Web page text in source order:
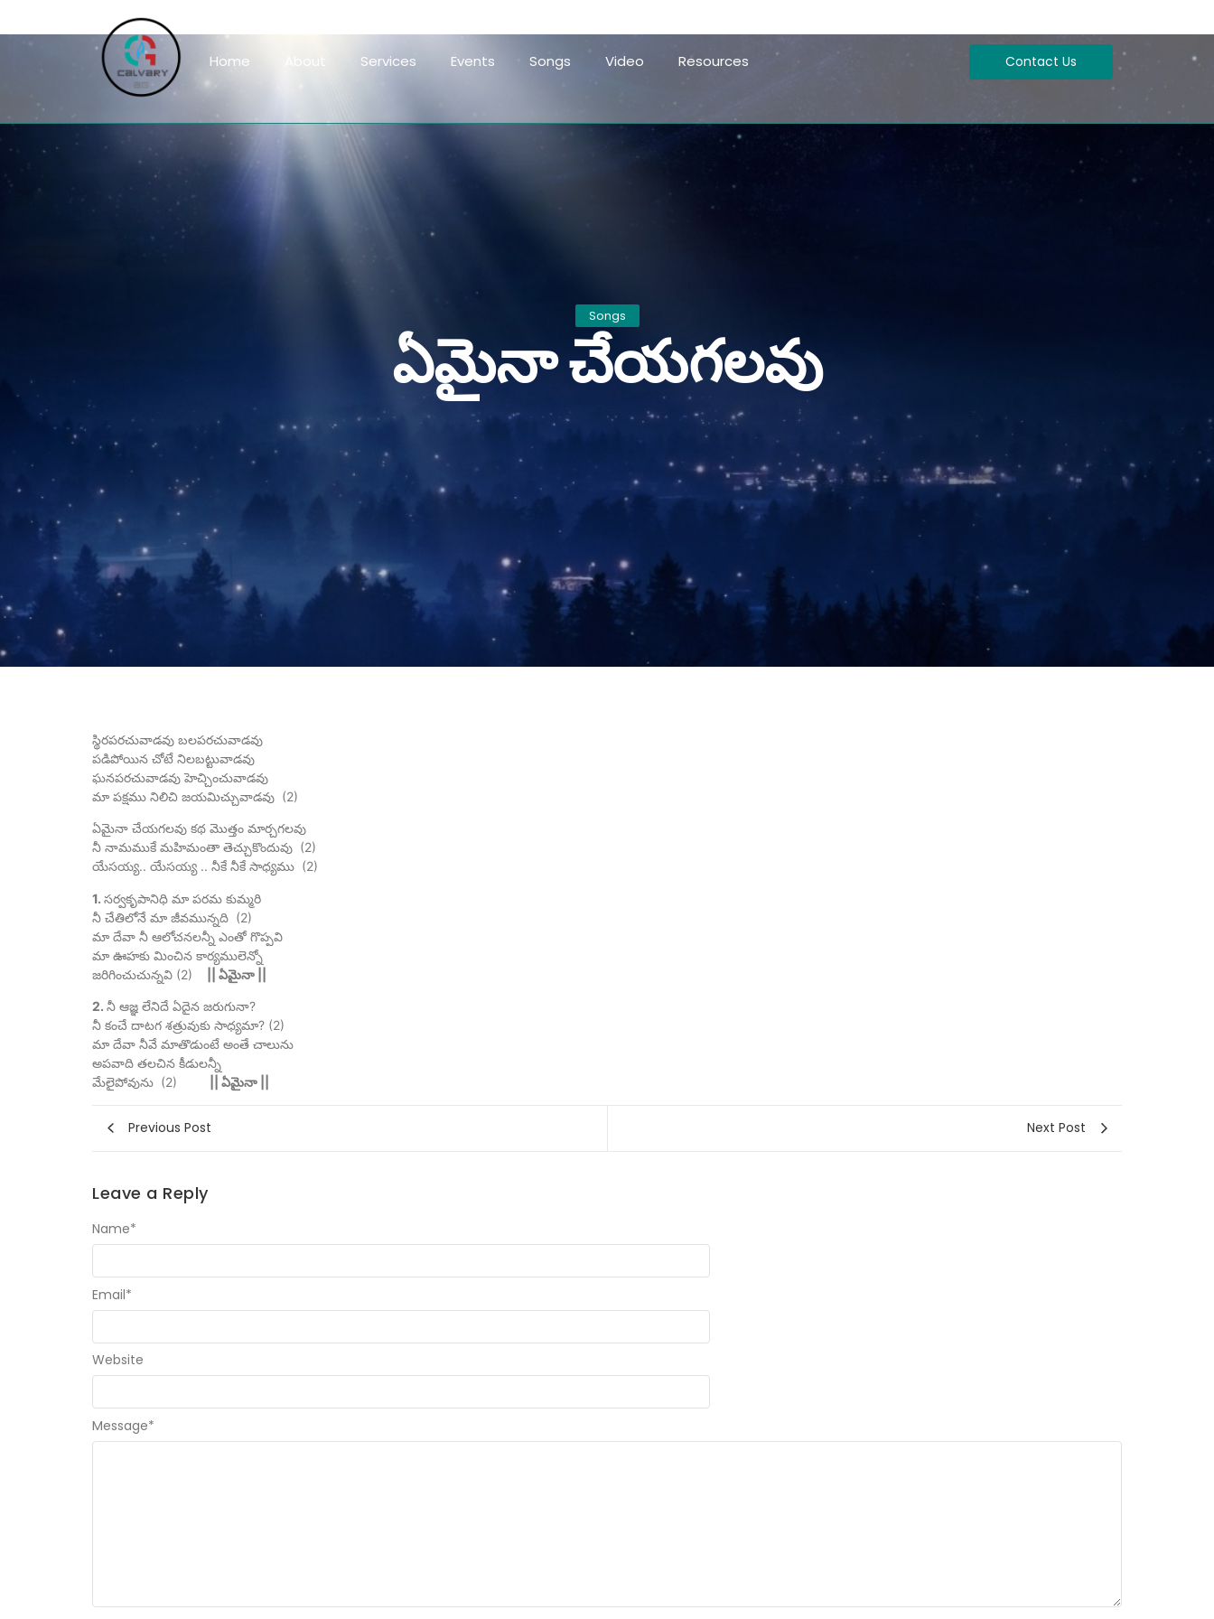
Home Services Events Songs Video Resources Contact Us
Songs
ఏమైనా చేయగలవు
స్థిరపరచువాడవు బలపరచువాడవు
పడిపోయిన చోటే నిలబట్టువాడవు
ఘనపరచువాడవు హెచ్చించువాడవు
మా పక్షము నిలిచి జయమిచ్చువాడవు (2)
ఏమైనా చేయగలవు కథ మొత్తం మార్చగలవు
నీ నామముకే మహిమంతా తెచ్చుకొందువు (2)
యేసయ్య.. యేసయ్య .. నీకే నీకే సాధ్యము (2)
1. సర్వకృపానిధి మా పరమ కుమ్మరి
నీ చేతిలోనే మా జీవమున్నది (2)
మా దేవా నీ ఆలోచనలన్నీ ఎంతో గొప్పవి
మా ఊహకు మించిన కార్యములెన్నో
జరిగించుచున్నవి (2)
|| ఏమైనా ||
2. నీ ఆజ్ఞ లేనిదే ఏదైన జరుగునా?
నీ కంచే దాటగ శత్రువుకు సాధ్యమా? (2)
మా దేవా నీవే మాతొడుంటే అంతే చాలును
అపవాది తలచిన కీడులన్నీ
మేలైపోవును (2)
|| ఏమైనా ||
Previous Post Next Post
Leave a Reply
Message*
Name*
Email*
Website